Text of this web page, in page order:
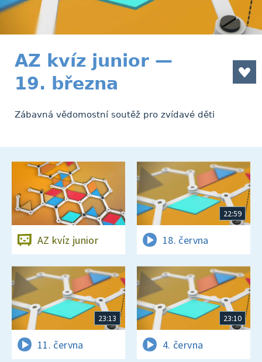
AZ kvíz junior —
19. března
Zábavná vědomostní soutěž pro zvídavé děti
AZ kvíz junior
22:59
18. června
23:13
11. června
23:10
4. června